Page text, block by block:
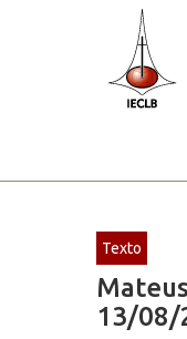
Texto
13/08/